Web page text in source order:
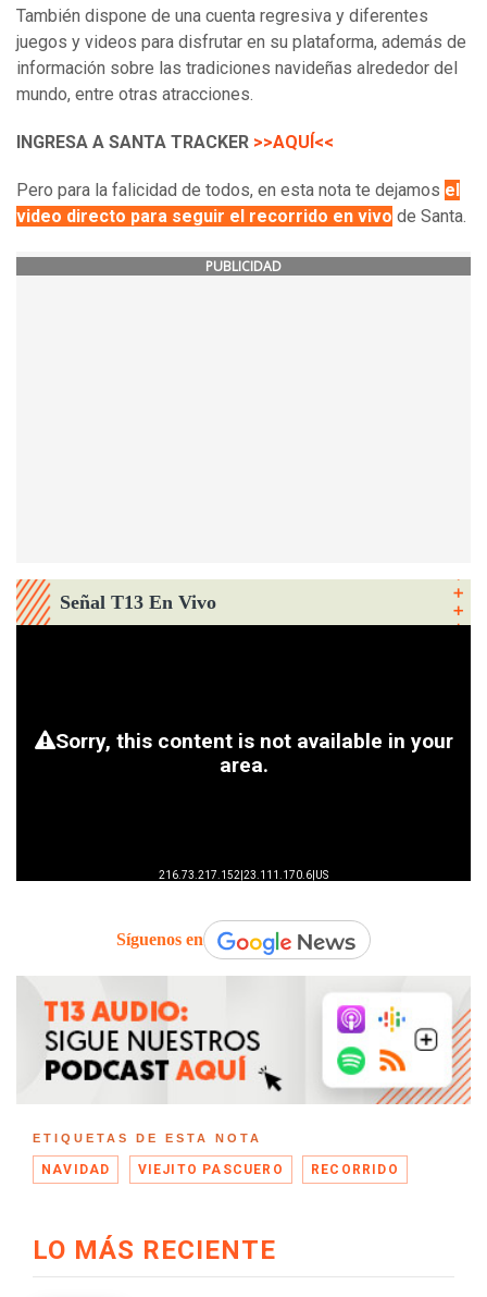
También dispone de una cuenta regresiva y diferentes
juegos y videos para disfrutar en su plataforma, además de
información sobre las tradiciones navideñas alrededor del
mundo, entre otras atracciones.
INGRESA A SANTA TRACKER >>AQUÍ<<
Pero para la falicidad de todos, en esta nota te dejamos el
video directo para seguir el recorrido en vivo de Santa.
PUBLICIDAD
Señal T13 En Vivo
Síguenos en
ETIQUETAS DE ESTA NOTA
NAVIDAD VIEJITO PASCUERO RECORRIDO
LO MÁS RECIENTE